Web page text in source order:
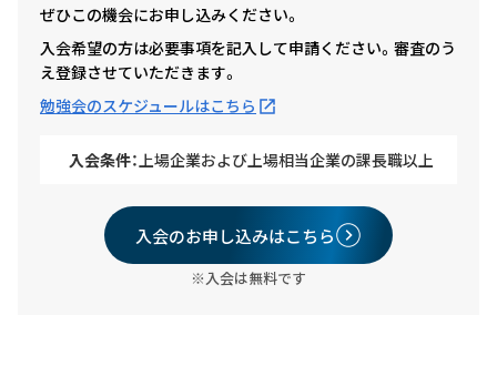
ぜひこの機会にお申し込みください。
入会希望の方は必要事項を記入して申請ください。審査のう
え登録させていただきます。
勉強会のスケジュールはこちら
入会条件：上場企業および上場相当企業の課長職以上
入会のお申し込みはこちら
※入会は無料です